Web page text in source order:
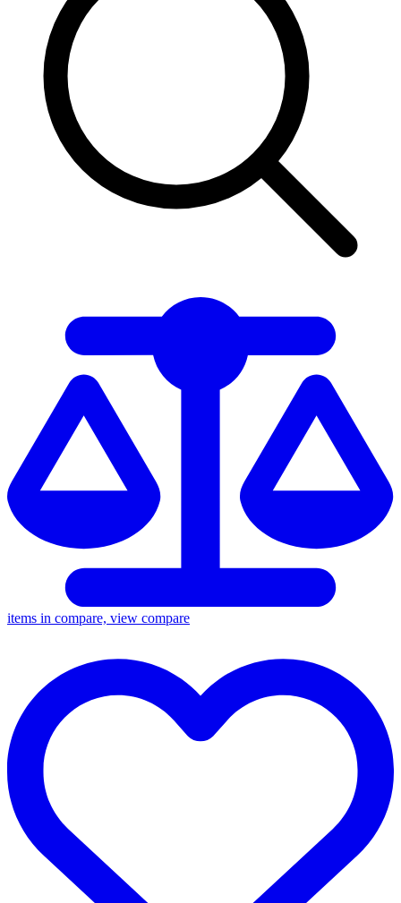
items in compare, view compare